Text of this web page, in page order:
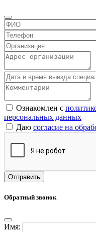
Ознакомлен с
персональных данных
Даю согласие на
Обратный звонок
Имя: